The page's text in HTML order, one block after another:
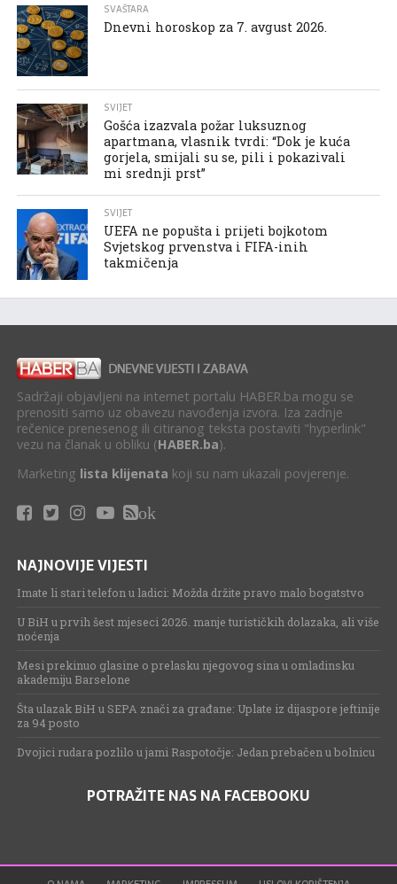
SVAŠTARA
Dnevni horoskop za 7. avgust 2026.
SVIJET
Gošća izazvala požar luksuznog
apartmana, vlasnik tvrdi: “Dok je kuća
gorjela, smijali su se, pili i pokazivali
mi srednji prst”
SVIJET
UEFA ne popušta i prijeti bojkotom
Svjetskog prvenstva i FIFA-inih
takmičenja
Sadržaji objavljeni na internet portalu HABER.ba mogu se
prenositi samo uz obavezu navođenja izvora. Iza zadnje
rečenice prenesenog ili citiranog teksta postaviti "hyperlink"
vezu na članak u obliku (HABER.ba).
Marketing lista klijenata koji su nam ukazali povjerenje.
ok
NAJNOVIJE VIJESTI
Imate li stari telefon u ladici: Možda držite pravo malo bogatstvo
U BiH u prvih šest mjeseci 2026. manje turističkih dolazaka, ali više
noćenja
Mesi prekinuo glasine o prelasku njegovog sina u omladinsku
akademiju Barselone
Šta ulazak BiH u SEPA znači za građane: Uplate iz dijaspore jeftinije
za 94 posto
Dvojici rudara pozlilo u jami Raspotočje: Jedan prebačen u bolnicu
POTRAŽITE NAS NA FACEBOOKU